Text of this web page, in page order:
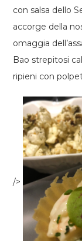
con salsa dello
accorge della
omaggia
Bao strepitosi
ripieni con
/>